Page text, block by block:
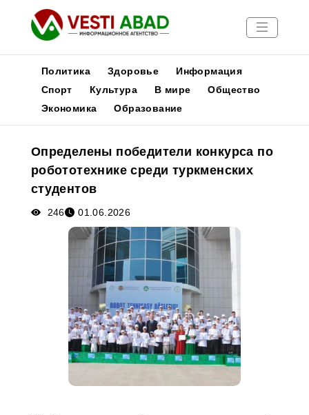
Новости
Медиа
Афиша
Политика Здоровье
Информация
Спорт
Культура В мире
Общество
Экономика
Образование
Определены победители конкурса по
робототехнике среди туркменских
студентов
246 01.06.2026